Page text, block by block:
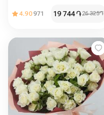
4.90971 19 744֏26 325֏